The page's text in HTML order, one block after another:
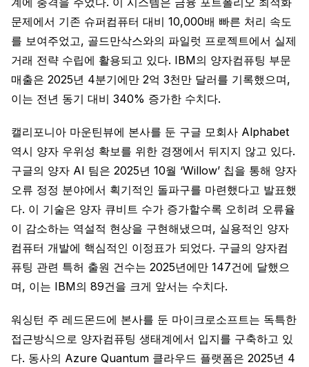
문제에서 기존 슈퍼컴퓨터 대비 10,000배 빠른 처리 속도
를 보여주었고, 골드만삭스와의 파일럿 프로젝트에서 실제
거래 전략 수립에 활용되고 있다. IBM의 양자컴퓨팅 부문
매출은 2025년 4분기에만 2억 3천만 달러를 기록했으며,
이는 전년 동기 대비 340% 증가한 수치다.
캘리포니아 마운틴뷰에 본사를 둔 구글 모회사 Alphabet
역시 양자 우위성 확보를 위한 경쟁에서 뒤지지 않고 있다.
구글의 양자 AI 팀은 2025년 10월 ‘Willow’ 칩을 통해 양자
오류 정정 분야에서 획기적인 돌파구를 마련했다고 발표했
다. 이 기술은 양자 큐비트 수가 증가할수록 오히려 오류율
이 감소하는 역설적 현상을 구현해냈으며, 실용적인 양자
컴퓨터 개발에 핵심적인 이정표가 되었다. 구글의 양자컴
퓨팅 관련 특허 출원 건수는 2025년에만 147건에 달했으
며, 이는 IBM의 89건을 크게 앞서는 수치다.
워싱턴 주 레드몬드에 본사를 둔 마이크로소프트는 독특한
접근방식으로 양자컴퓨팅 생태계에서 입지를 구축하고 있
다. 동사의 Azure Quantum 클라우드 플랫폼은 2025년 4